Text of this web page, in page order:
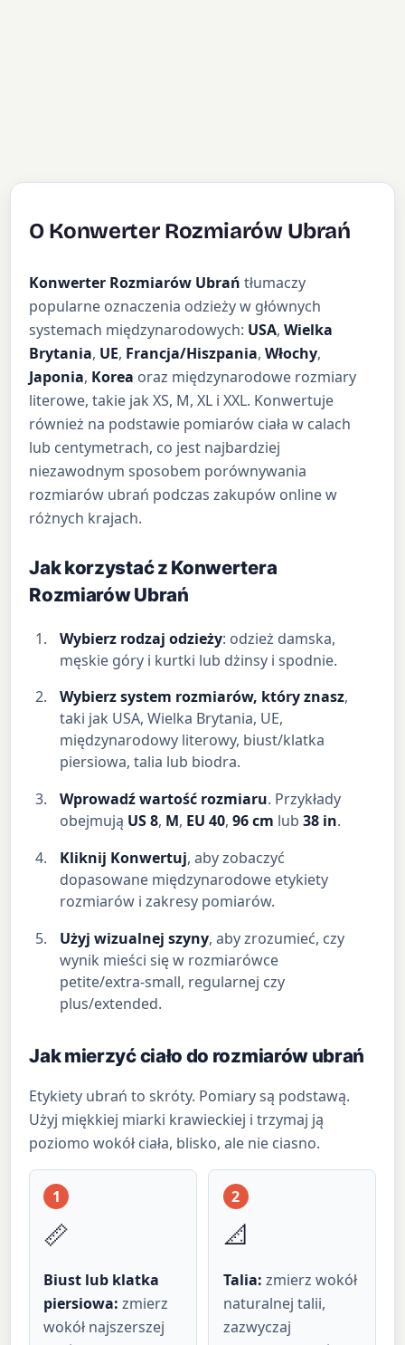
O Konwerter Rozmiarów Ubrań
Konwerter Rozmiarów Ubrań tłumaczy
popularne oznaczenia odzieży w głównych
systemach międzynarodowych: USA,Wielka
Brytania, UE, Francja/Hiszpania,Włochy,
Japonia, Korea oraz międzynarodowe rozmiary
literowe, takie jak XS, M, XL i XXL. Konwertuje
również na podstawie pomiarów ciała w calach
lub centymetrach, co jest najbardziej
niezawodnym sposobem porównywania
rozmiarów ubrań podczas zakupów online w
różnych krajach.
Jak korzystać z Konwertera
Rozmiarów Ubrań
Wybierz rodzaj odzieży: odzież damska,
męskie góry i kurtki lub dżinsy i spodnie.
Wybierz system rozmiarów, który znasz,
taki jak USA, Wielka Brytania, UE,
międzynarodowy literowy, biust/klatka
piersiowa, talia lub biodra.
Wprowadź wartość rozmiaru. Przykłady
obejmują US 8, M, EU 40,96 cm lub38 in.
Kliknij Konwertuj, aby zobaczyć
dopasowane międzynarodowe etykiety
rozmiarów i zakresy pomiarów.
Użyj wizualnej szyny, aby zrozumieć, czy
wynik mieści się w rozmiarówce
petite/extra-small, regularnej czy
plus/extended.
Jak mierzyć ciało do rozmiarów ubrań
Etykiety ubrań to skróty. Pomiary są podstawą.
Użyj miękkiej miarki krawieckiej i trzymaj ją
poziomo wokół ciała, blisko, ale nie ciasno.
1
📏
Biust lub klatka
piersiowa: zmierz
wokół najszerszej
2
📐
Talia: zmierz wokół
naturalnej talii,
zazwyczaj